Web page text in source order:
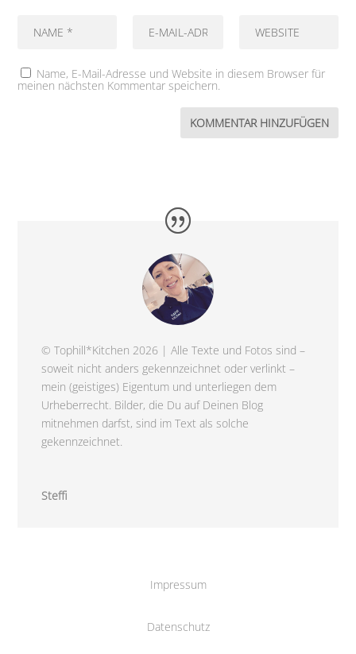
Name, E-Mail-Adresse und Website in diesem Browser für
meinen nächsten Kommentar speichern.
© Tophill*Kitchen 2026 | Alle Texte und Fotos sind –
soweit nicht anders gekennzeichnet oder verlinkt –
mein (geistiges) Eigentum und unterliegen dem
Urheberrecht. Bilder, die Du auf Deinen Blog
mitnehmen darfst, sind im Text als solche
gekennzeichnet.
Steffi
Impressum
Datenschutz